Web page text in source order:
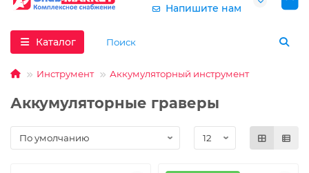
Напишите нам
Каталог
Инструмент Аккумуляторный инструмент
Аккумуляторные граверы